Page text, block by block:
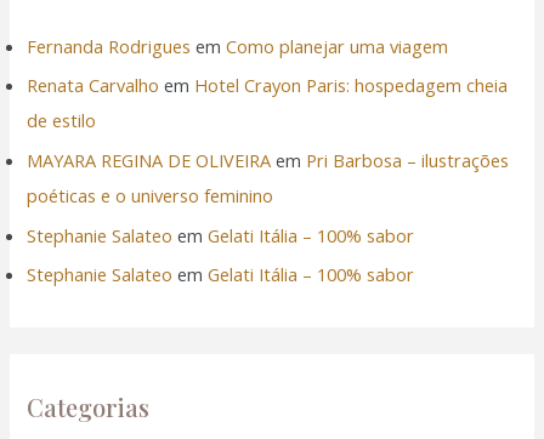
Fernanda Rodrigues emComo planejar uma viagem
Renata Carvalho em Hotel Crayon Paris: hospedagem cheia
de estilo
MAYARA REGINA DE OLIVEIRA em Pri Barbosa – ilustrações
poéticas e o universo feminino
Stephanie Salateo emGelati Itália – 100% sabor
Stephanie Salateo emGelati Itália – 100% sabor
Categorias